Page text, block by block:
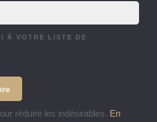
À VOTRE LISTE DE
réduire les indésirables. En